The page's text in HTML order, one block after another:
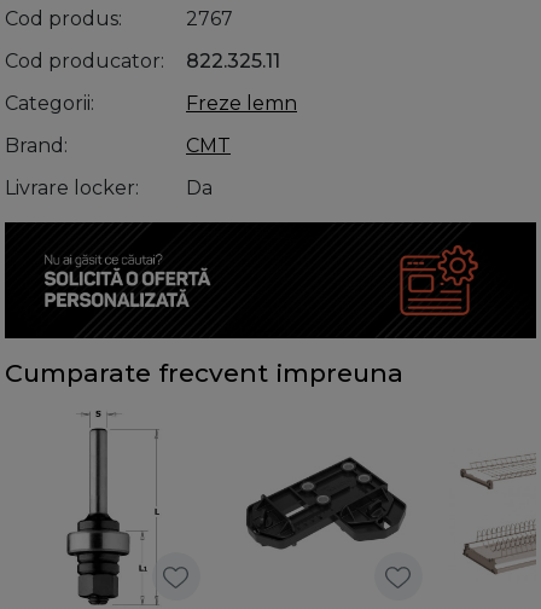
Cod produs
2767
Cod producator
822.325.11
Categorii
Freze lemn
Brand
CMT
Livrare locker
Da
Cumparate frecvent impreuna